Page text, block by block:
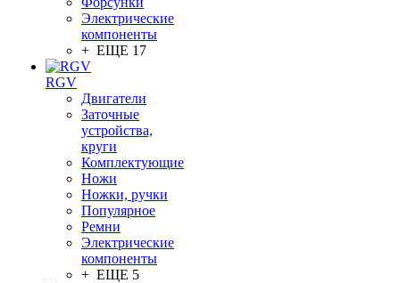
Электрические
компоненты
+ ЕЩЕ 17
RGV
Двигатели
Заточные
устройства,
круги
Комплектующие
Ножи
Ножки, ручки
Популярное
Ремни
Электрические
компоненты
+ ЕЩЕ 5